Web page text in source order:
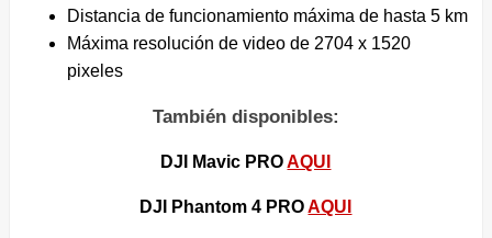
Distancia de funcionamiento máxima de hasta 5 km
Máxima resolución de video de 2704 x 1520
pixeles
También disponibles:
DJI Mavic PROAQUI
DJI Phantom 4 PROAQUI